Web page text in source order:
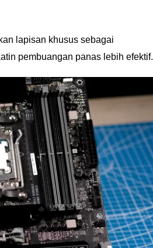
lapisan khusus sebagai
pembuangan panas lebih efektif.